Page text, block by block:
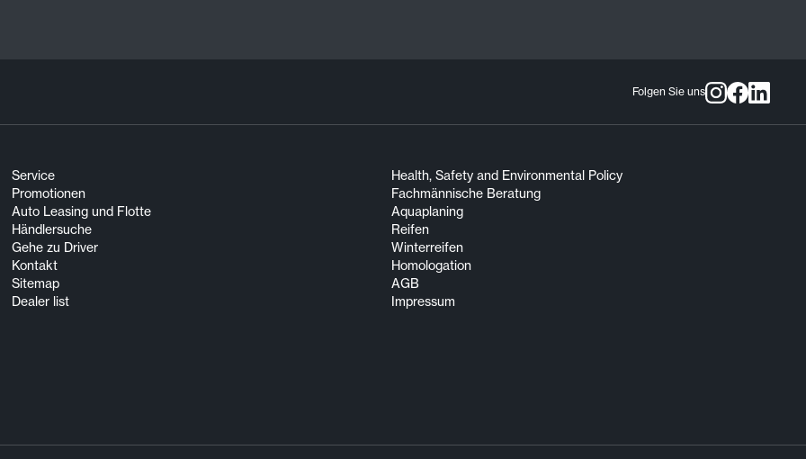
Folgen Sie uns
Service
Promotionen
Auto Leasing und Flotte
Händlersuche
Gehe zu Driver
Kontakt
Sitemap
Dealer list
Health, Safety and Environmental Policy
Fachmännische Beratung
Aquaplaning
Reifen
Winterreifen
Homologation
AGB
Impressum